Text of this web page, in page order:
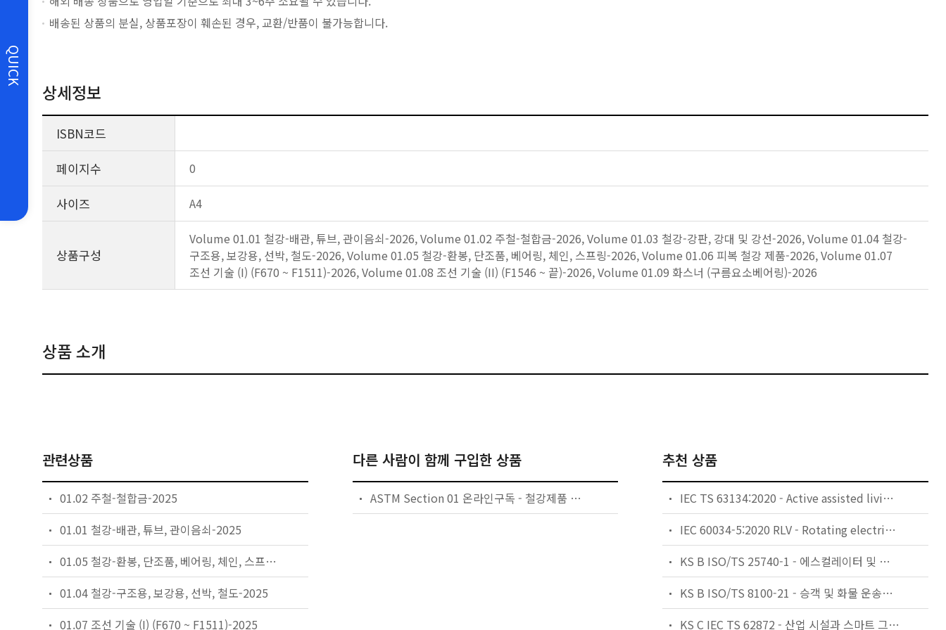
QUICK
배송된 상품의 분실, 상품포장이 훼손된 경우, 교환/반품이 불가능합니다.
상세정보
ISBN코드
페이지수
0
사이즈 A4
상품구성
Volume 01.01 철강-배관, 튜브, 관이음쇠-2026, Volume 01.02 주철-철합금-2026, Volume 01.03 철강-강판, 강대 및 강선-2026, Volume 01.04 철강-
구조용, 보강용, 선박, 철도-2026, Volume 01.05 철강-환봉, 단조품, 베어링, 체인, 스프링-2026, Volume 01.06 피복 철강 제품-2026, Volume 01.07
조선 기술 (I) (F670 ~ F1511)-2026, Volume 01.08 조선 기술 (II) (F1546 ~ 끝)-2026, Volume 01.09 화스너 (구름요소베어링)-2026
상품 소개
관련상품
01.02 주철-철합금-2025
01.01 철강-배관, 튜브, 관이음쇠-2025
01.05 철강-환봉, 단조품, 베어링, 체인, 스프링-2025
01.04 철강-구조용, 보강용, 선박, 철도-2025
01.07 조선 기술 (I) (F670 ~ F1511)-2025
다른 사람이 함께 구입한 상품
ASTM Section 01 온라인구독 - 철강제품 전9권 연간구독
추천 상품
IEC TS 63134:2020 - Active assisted living (AAL) use cases
IEC 60034-5:2020 RLV - Rotating electrical machines - Part 5: Degrees of protection provided by the integral design of rotating electrical machines (IP code) - Classification
KS B ISO/TS 25740-1 - 에스컬레이터 및 무빙워크에 대한 안전요건 — 제1부: 세계공통 필수 안전요건(GESRs)
KS B ISO/TS 8100-21 - 승객 및 화물 운송용 엘리베이터 —제21부: 세계공통 필수안전요건(GESRs)을 충족하는 세계공통 안전 파라미터(GSPs)
KS C IEC TS 62872 - 산업 시설과 스마트 그리드 사이의 산업 공정 측정, 제어 및 자동화 시스템 인터페이스